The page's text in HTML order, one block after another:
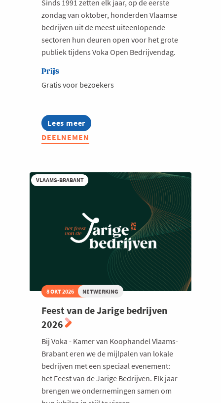
Sinds 1991 zetten elk jaar, op de eerste
zondag van oktober, honderden Vlaamse
bedrijven uit de meest uiteenlopende
sectoren hun deuren open voor het grote
publiek tijdens Voka Open Bedrijvendag.
Prijs
Gratis voor bezoekers
Lees meer
about
Voka
Open
Ontdek
ondernemend
Vlaanderen
DEELNEMEN
VLAAMS-BRABANT
8 OKT 2026 NETWERKING
Feest van de Jarige bedrijven
2026
Bij Voka - Kamer van Koophandel Vlaams-
Brabant eren we de mijlpalen van lokale
bedrijven met een speciaal evenement:
het Feest van de Jarige Bedrijven. Elk jaar
brengen we ondernemingen samen om